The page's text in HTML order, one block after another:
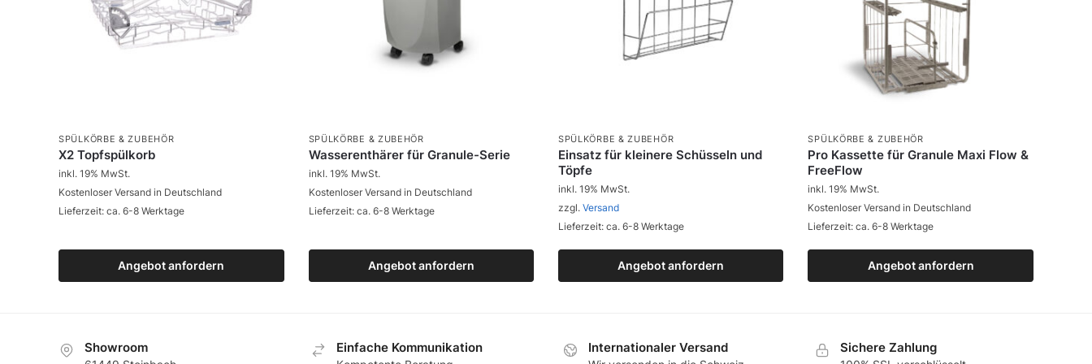
SPÜLKÖRBE & ZUBEHÖR
X2 Topfspülkorb
Zum Produkt
Angebot anfordern
inkl. 19% MwSt.
Kostenloser Versand in Deutschland
Lieferzeit: ca. 6-8 Werktage
SPÜLKÖRBE & ZUBEHÖR
Wasserenthärer für Granule-Serie
Zum Produkt
Angebot anfordern
inkl. 19% MwSt.
Kostenloser Versand in Deutschland
Lieferzeit: ca. 6-8 Werktage
SPÜLKÖRBE & ZUBEHÖR
Einsatz für kleinere Schüsseln und
Töpfe
Zum Produkt
Angebot anfordern
inkl. 19% MwSt.
zzgl. Versand
Lieferzeit: ca. 6-8 Werktage
SPÜLKÖRBE & ZUBEHÖR
Pro Kassette für Granule Maxi Flow &
FreeFlow
Zum Produkt
Angebot anfordern
inkl. 19% MwSt.
Kostenloser Versand in Deutschland
Lieferzeit: ca. 6-8 Werktage
Showroom Еinfache Kommunikation Internationaler Versand Sichere Zahlung